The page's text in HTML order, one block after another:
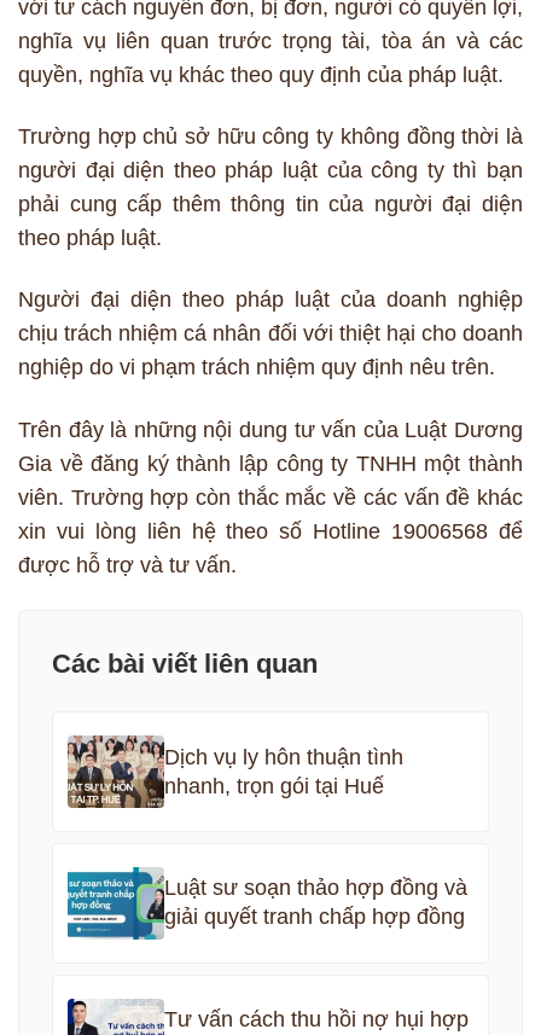
với tư cách nguyên đơn, bị đơn, người có quyền lợi,
nghĩa vụ liên quan trước trọng tài, tòa án và các
quyền, nghĩa vụ khác theo quy định của pháp luật.
Trường hợp chủ sở hữu công ty không đồng thời là
người đại diện theo pháp luật của công ty thì bạn
phải cung cấp thêm thông tin của người đại diện
theo pháp luật.
Người đại diện theo pháp luật của doanh nghiệp
chịu trách nhiệm cá nhân đối với thiệt hại cho doanh
nghiệp do vi phạm trách nhiệm quy định nêu trên.
Trên đây là những nội dung tư vấn của Luật Dương
Gia về đăng ký thành lập công ty TNHH một thành
viên. Trường hợp còn thắc mắc về các vấn đề khác
xin vui lòng liên hệ theo số Hotline 19006568 để
được hỗ trợ và tư vấn.
Các bài viết liên quan
Dịch vụ ly hôn thuận tình
nhanh, trọn gói tại Huế
Luật sư soạn thảo hợp đồng và
giải quyết tranh chấp hợp đồng
Tư vấn cách thu hồi nợ hụi hợp